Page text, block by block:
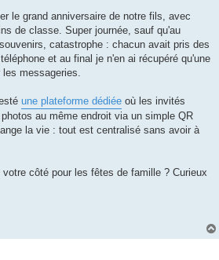
le grand anniversaire de notre fils, avec
de classe. Super journée, sauf qu'au
catastrophe : chacun avait pris des
et au final je n'en ai récupéré qu'une
messageries.
une plateforme dédiée où les invités
au même endroit via un simple QR
la vie : tout est centralisé sans avoir à
côté pour les fêtes de famille ? Curieux